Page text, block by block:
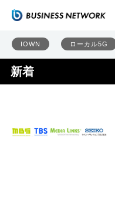
IOWN ローカル5G
新着